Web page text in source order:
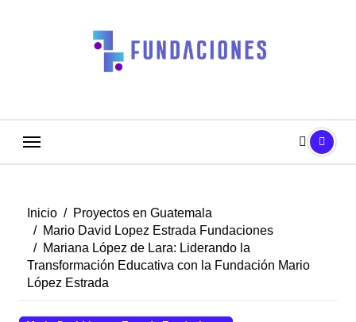
Inicio
Proyectos en Guatemala
Mario David Lopez Estrada Fundaciones
Mariana López de Lara: Liderando la
Transformación Educativa con la Fundación Mario
López Estrada